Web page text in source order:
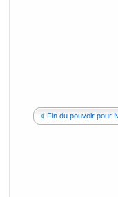
Fin du pouvoir pour